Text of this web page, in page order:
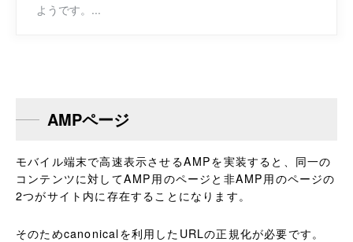
ようです。...
AMPページ
モバイル端末で高速表示させるAMPを実装すると、同一の
コンテンツに対してAMP用のページと非AMP用のページの
2つがサイト内に存在することになります。
そのためcanonicalを利用したURLの正規化が必要です。